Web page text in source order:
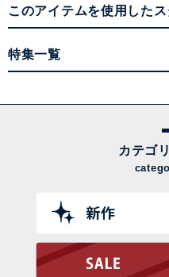
このアイテムを使用した
特集一覧
カテゴ